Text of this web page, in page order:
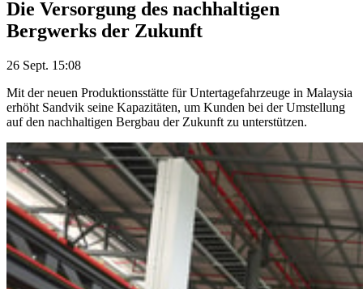
Die Versorgung des nachhaltigen
Bergwerks der Zukunft
26 Sept. 15:08
Mit der neuen Produktionsstätte für Untertagefahrzeuge in Malaysia
erhöht Sandvik seine Kapazitäten, um Kunden bei der Umstellung
auf den nachhaltigen Bergbau der Zukunft zu unterstützen.